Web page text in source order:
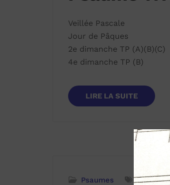
Veillée Pascale
Jour de Pâques
2e dimanche TP (A)(B)(C)
4e dimanche TP (B)
LIRE LA SUITE
Psaumes Année A